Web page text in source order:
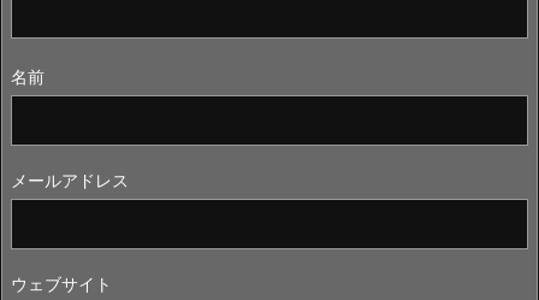
名前
メールアドレス
ウェブサイト